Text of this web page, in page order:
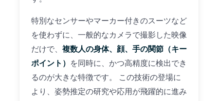
特別なセンサーやマーカー付きのスーツなど
を使わずに、一般的なカメラで撮影した映像
だけで、 複数人の身体、顔、手の関節（キー
ポイント）
を同時に、かつ高精度に検出でき
るのが大きな特徴です。 この技術の登場に
より、姿勢推定の研究や応用が飛躍的に進み